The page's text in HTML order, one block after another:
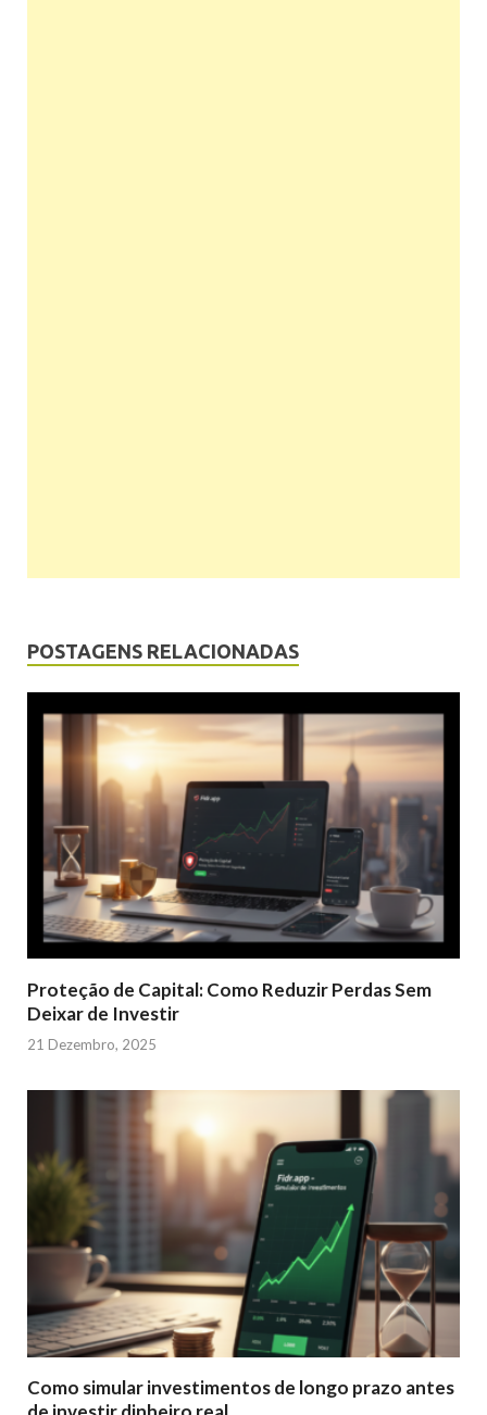
POSTAGENS RELACIONADAS
Proteção de Capital: Como Reduzir Perdas Sem
Deixar de Investir
21 Dezembro, 2025
Como simular investimentos de longo prazo antes